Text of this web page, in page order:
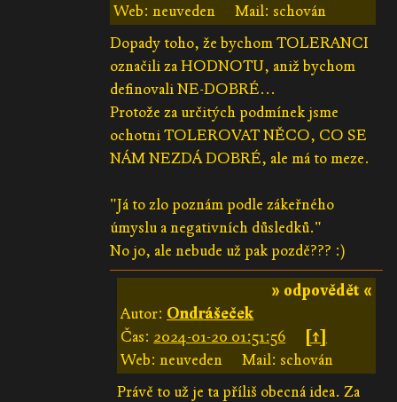
Web: neuveden
Mail: schován
Dopady toho, že bychom TOLERANCI
označili za HODNOTU, aniž bychom
definovali NE-DOBRÉ...
Protože za určitých podmínek jsme
ochotni TOLEROVAT NĚCO, CO SE
NÁM NEZDÁ DOBRÉ, ale má to meze.
"Já to zlo poznám podle zákeřného
úmyslu a negativních důsledků."
No jo, ale nebude už pak pozdě??? :)
» odpovědět «
Autor: Ondrášeček
Čas: 2024-01-20 01:51:56
[↑]
Web: neuveden
Mail: schován
Právě to už je ta příliš obecná idea. Za